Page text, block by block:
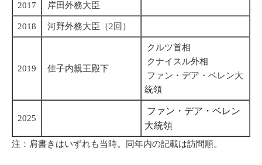
2017 岸田外務大臣
2018 河野外務大臣（2回）
2019 佳子内親王殿下
クルツ首相
クナイスル外相
ファン・デア・ベレン大
統領
2025
ファン・デア・ベレン
大統領
注：肩書きはいずれも当時。同年内の記載は訪問順。